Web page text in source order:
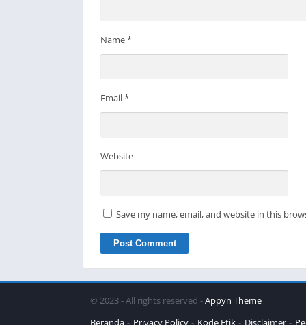
Name*
Email*
Website
Save my name, email, and website in this
© 2023 - All rights reserved -Appyn Theme
Beranda
Privacy Policy Kode Etik Disclaimer